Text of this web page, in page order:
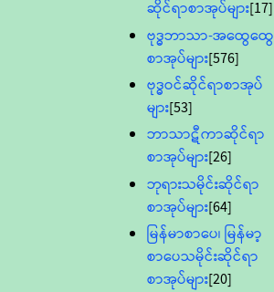
ဆိုင်ရာစာအုပ်များ[17]
ဗုဒ္ဓဘာသာ-အထွေထွေ
စာအုပ်များ[576]
ဗုဒ္ဓဝင်ဆိုင်ရာစာအုပ်
များ[53]
ဘာသာဋီကာဆိုင်ရာ
စာအုပ်များ[26]
ဘုရားသမိုင်းဆိုင်ရာ
စာအုပ်များ[64]
မြန်မာစာပေ၊ မြန်မာ့
စာပေသမိုင်းဆိုင်ရာ
စာအုပ်များ[20]